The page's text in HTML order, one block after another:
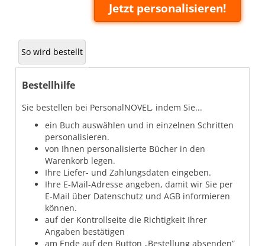
Jetzt personalisieren!
So wird bestellt
Bestellhilfe
Sie bestellen bei PersonalNOVEL, indem Sie...
ein Buch auswählen und in einzelnen Schritten
personalisieren.
von Ihnen personalisierte Bücher in den
Warenkorb legen.
Ihre Liefer- und Zahlungsdaten eingeben.
Ihre E-Mail-Adresse angeben, damit wir Sie per
E-Mail über Datenschutz und AGB informieren
können.
auf der Kontrollseite die Richtigkeit Ihrer
Angaben bestätigen
am Ende auf den Button „Bestellung absenden”